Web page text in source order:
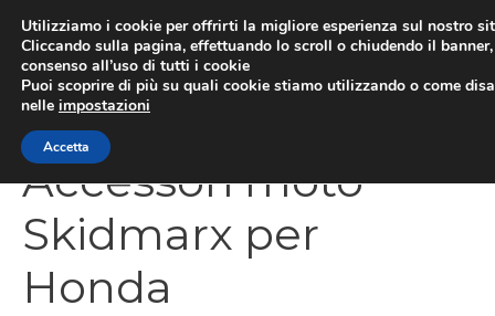
contenuto
Accessori moto
Skidmarx per
Honda
Utilizziamo i cookie per offrirti la migliore esperienza sul nostro
Cliccando sulla pagina, effettuando lo scroll o chiudendo il
consenso all’uso di tutti i cookie
Puoi scoprire di più su quali cookie stiamo utilizzando o come
nelle impostazioni
Accetta